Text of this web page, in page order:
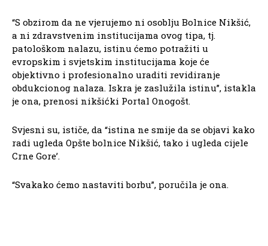
“S obzirom da ne vjerujemo ni osoblju Bolnice Nikšić,
a ni zdravstvenim institucijama ovog tipa, tj.
patološkom nalazu, istinu ćemo potražiti u
evropskim i svjetskim institucijama koje će
objektivno i profesionalno uraditi revidiranje
obdukcionog nalaza. Iskra je zaslužila istinu”, istakla
je ona, prenosi nikšićki Portal Onogošt.
Svjesni su, ističe, da “istina ne smije da se objavi kako
radi ugleda Opšte bolnice Nikšić, tako i ugleda cijele
Crne Gore’.
“Svakako ćemo nastaviti borbu”, poručila je ona.